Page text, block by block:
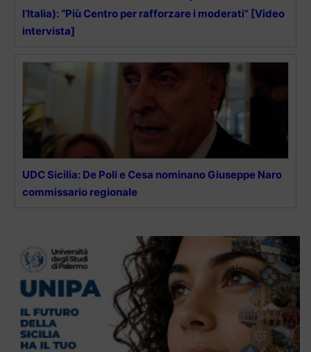
l’Italia): “Più Centro per rafforzare i moderati” [Video
intervista]
UDC Sicilia: De Poli e Cesa nominano Giuseppe Naro
commissario regionale